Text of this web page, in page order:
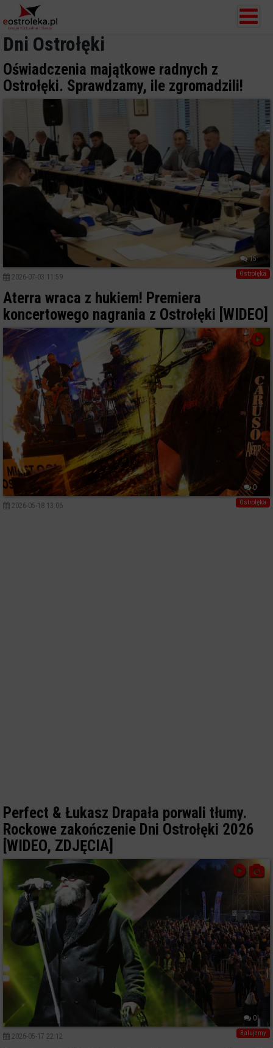
Dni Ostrołęki
Oświadczenia majątkowe radnych z
Ostrołęki. Sprawdzamy, ile zgromadzili!
15
Ostrołęka
2026-07-03 11:59
Aterra wraca z hukiem! Premiera
koncertowego nagrania z Ostrołęki [WIDEO]
0
Ostrołęka
2026-05-18 13:06
Perfect & Łukasz Drapała porwali tłumy.
Rockowe zakończenie Dni Ostrołęki 2026
[WIDEO, ZDJĘCIA]
0
Balujemy
2026-05-17 22:12